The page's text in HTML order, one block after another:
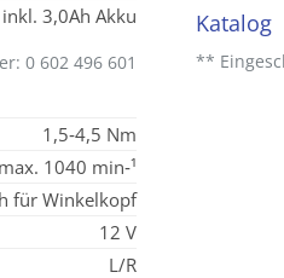
3,0Ah Akku
0 602 496 601
1,5‑4,5 Nm
1040 min‑¹
für Winkelkopf
12 V
L/R
Katalog
**